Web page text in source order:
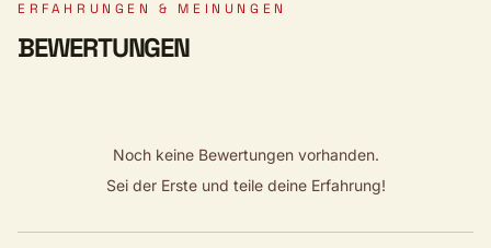
ERFAHRUNGEN & MEINUNGEN
BEWERTUNGEN
Noch keine Bewertungen vorhanden.
Sei der Erste und teile deine Erfahrung!